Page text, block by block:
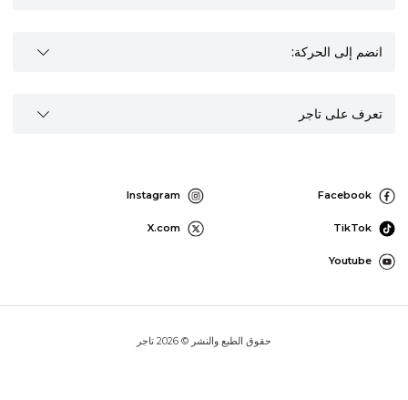
انضم إلى الحركة:
تعرف على تاجر
Facebook
Instagram
TikTok
X.com
Youtube
حقوق الطبع والنشر © 2026 تاجر